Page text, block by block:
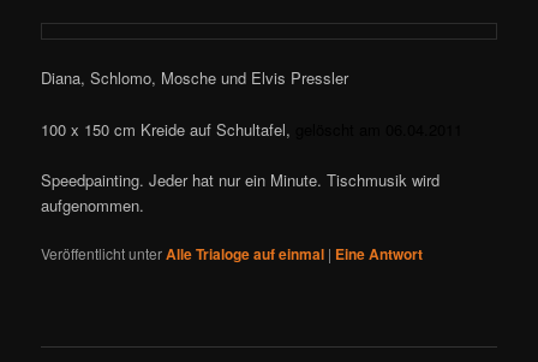
Diana, Schlomo, Mosche und Elvis Pressler
100 x 150 cm Kreide auf Schultafel,
Speedpainting. Jeder hat nur ein Minute. Tischmusik wird
aufgenommen.
Veröffentlicht unterAlle Trialoge auf einmal | EineAntwort